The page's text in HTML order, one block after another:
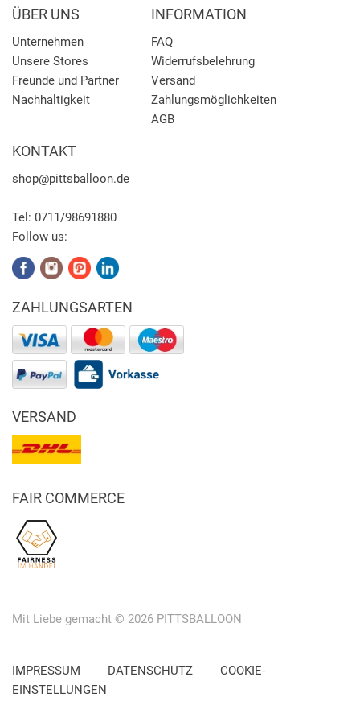
ÜBER UNS
Unternehmen
Unsere Stores
Freunde und Partner
Nachhaltigkeit
INFORMATION
FAQ
Widerrufsbelehrung
Versand
Zahlungsmöglichkeiten
AGB
KONTAKT
shop@pittsballoon.de
Tel: 0711/98691880
Follow us:
ZAHLUNGSARTEN
VERSAND
FAIR COMMERCE
Mit Liebe gemacht © 2026 PITTSBALLOON
IMPRESSUM DATENSCHUTZ
COOKIE-
EINSTELLUNGEN